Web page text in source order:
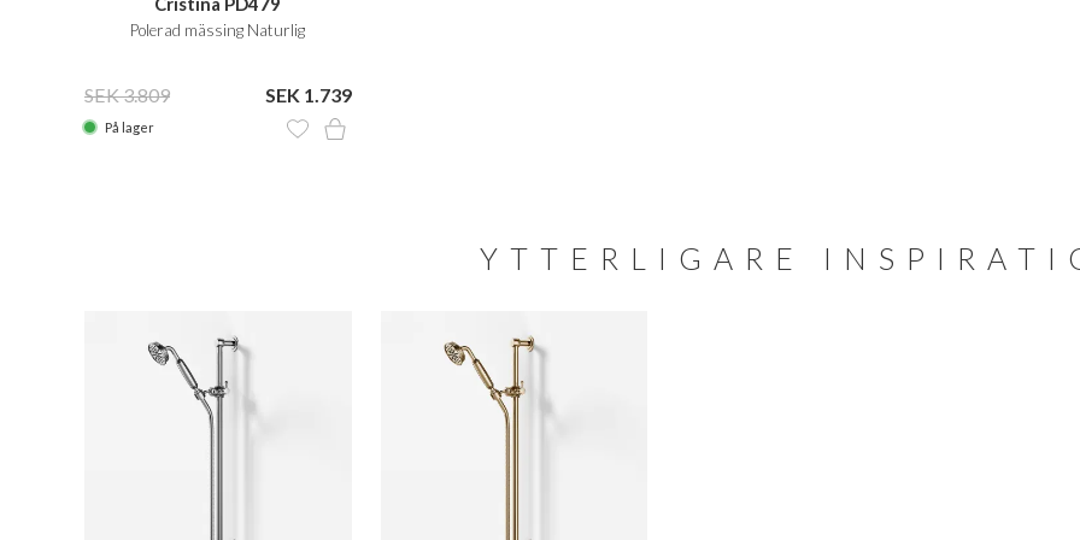
Polerad mässing Naturlig
SEK 3.809 SEK 1.739
På lager
YTTERLIGARE